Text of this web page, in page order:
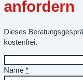
anfordern
Dieses
kostenfrei.
Name *